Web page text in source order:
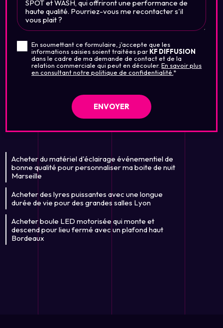
En soumettant ce formulaire, j'accepte que les
informations saisies soient traitées par KF DIFFUSION
dans le cadre de ma demande de contact et de la
relation commerciale qui peut en découler.En savoir plus
en consultant notre politique de confidentialité. *
Acheter du matériel d'éclairage événementiel de
bonne qualité pour personnaliser ma boite de nuit
Marseille
Acheter des lyres puissantes avec une longue
durée de vie pour des grandes salles Lyon
Acheter boule LED motorisée qui monte et
descend pour lieu fermé avec un plafond haut
Bordeaux